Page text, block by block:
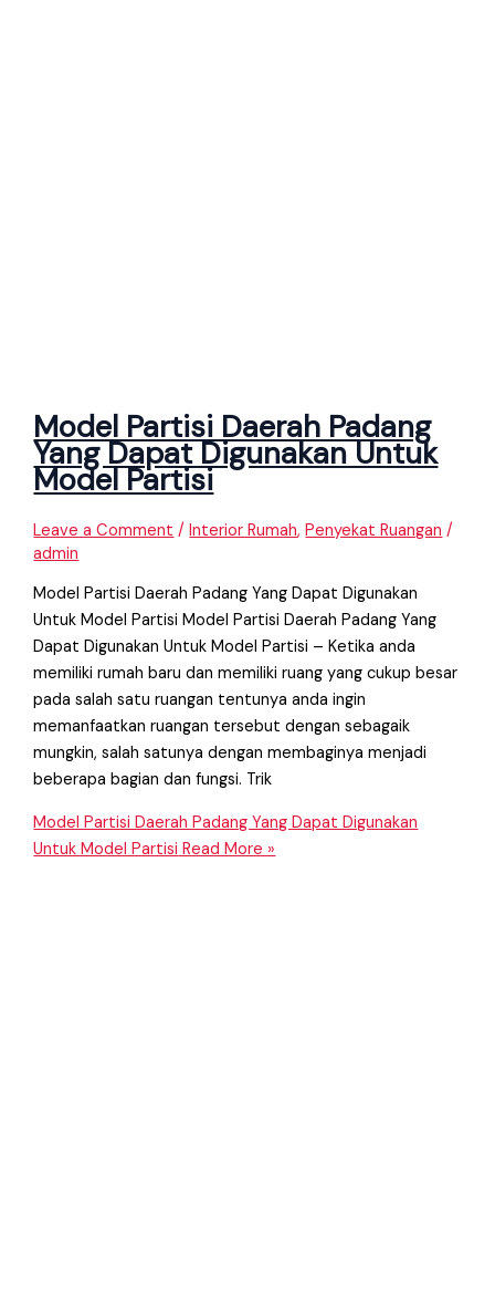
Model Partisi Daerah Padang
Yang Dapat Digunakan Untuk
Model Partisi
Leave a Comment /Interior Rumah,Penyekat Ruangan /
admin
Model Partisi Daerah Padang Yang Dapat Digunakan
Untuk Model Partisi Model Partisi Daerah Padang Yang
Dapat Digunakan Untuk Model Partisi – Ketika anda
memiliki rumah baru dan memiliki ruang yang cukup besar
pada salah satu ruangan tentunya anda ingin
memanfaatkan ruangan tersebut dengan sebagaik
mungkin, salah satunya dengan membaginya menjadi
beberapa bagian dan fungsi. Trik
Model Partisi Daerah Padang Yang Dapat Digunakan
Untuk Model Partisi Read More »